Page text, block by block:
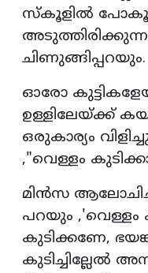
സ്കൂളിൽ
ചിണുങ്ങിപ്പറയും.
ഓരോ
ഉള്ളിലേയ്ക്ക്
ഒരുകാര്യം
,"വെള്ളം
മിൻസ
പറയും ,'വെള്ളം
കുടിക്കണേ,
കുടിച്ചില്ലേൽ